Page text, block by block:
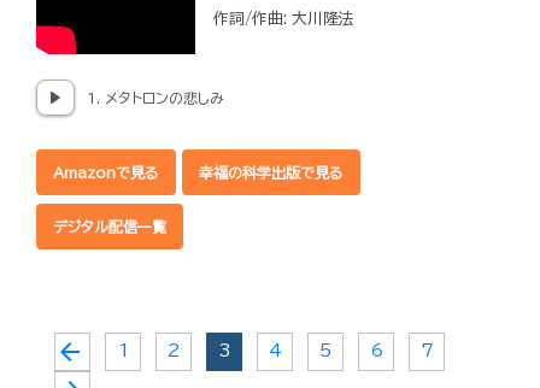
1. メタトロンの悲しみ
かせるために、血の汗を流し続
◆収録内容
作詞/作曲: 大川隆法
Amazonで見る 幸福の科学出版で見る
デジタル配信一覧
arrow_back 1 2 3 (current)
4 5 6 7